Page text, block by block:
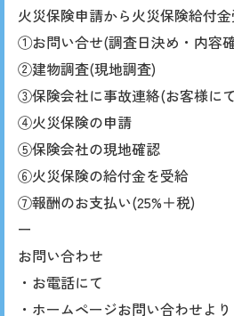
火災保険申請から火災保険給付
①お問い合せ(調査日決め・内容
②建物調査(現地調査)
③保険会社に事故連絡(お客様に
④火災保険の申請
⑤保険会社の現地確認
⑥火災保険の給付金を受給
⑦報酬のお支払い(25%＋税)
ー
お問い合わせ
・お電話にて
・ホームページお問い合わせより